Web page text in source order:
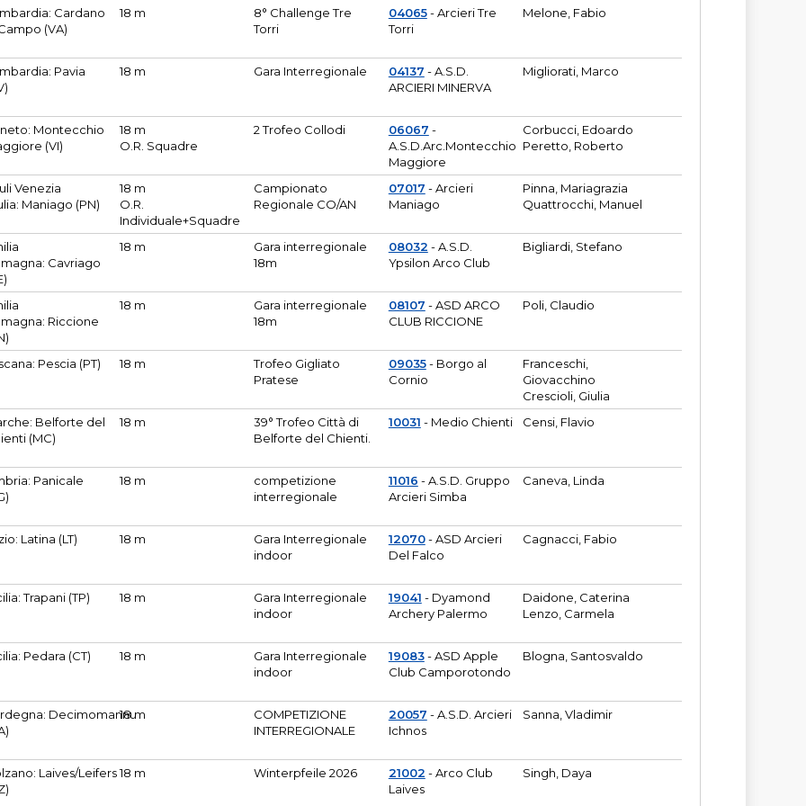
Cardano
(VA)
18 m
8° Challenge Tre
Torri
04065- Arcieri Tre
Torri
Melone, Fabio
Pavia
18 m Gara Interregionale 04137 - A.S.D.
ARCIERI MINERVA
Migliorati, Marco
Montecchio
(VI)
18 m
O.R. Squadre
2 Trofeo Collodi 06067 -
A.S.D.Arc.Montecchio
Maggiore
Corbucci, Edoardo
Peretto, Roberto
Venezia
Maniago (PN)
18 m
O.R.
Individuale+Squadre
Campionato
Regionale CO/AN
07017 - Arcieri
Maniago
Pinna, Mariagrazia
Quattrocchi, Manuel
Cavriago
18 m
Gara interregionale
18m
08032 - A.S.D.
Ypsilon Arco Club
Bigliardi, Stefano
Riccione
18 m
Gara interregionale
18m
08107 - ASD ARCO
CLUB RICCIONE
Poli, Claudio
Pescia (PT) 18 m
Trofeo Gigliato
Pratese
09035- Borgo al
Cornio
Franceschi,
Giovacchino
Crescioli, Giulia
Belforte del
(MC)
18 m
39° Trofeo Città di
Belforte del Chienti.
10031 - Medio Chienti Censi, Flavio
Panicale
18 m
competizione
interregionale
11016 - A.S.D. Gruppo
Arcieri Simba
Caneva, Linda
Latina (LT) 18 m
Gara Interregionale
indoor
12070- ASD Arcieri
Del Falco
Cagnacci, Fabio
Trapani (TP) 18 m
Gara Interregionale
indoor
19041 - Dyamond
Archery Palermo
Daidone, Caterina
Lenzo, Carmela
Pedara (CT) 18 m
Gara Interregionale
indoor
19083- ASD Apple
Club Camporotondo
Blogna, Santosvaldo
Decimomannu
18 m
COMPETIZIONE
INTERREGIONALE
20057 - A.S.D. Arcieri
Ichnos
Sanna, Vladimir
Laives/Leifers18 m Winterpfeile 2026 21002 - Arco Club
Laives
Singh, Daya